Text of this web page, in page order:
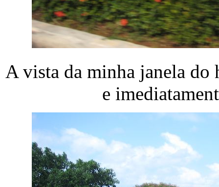
A vista da minha janela
e